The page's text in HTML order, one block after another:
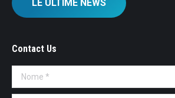
LE ULTIME NEWS
Contact Us
Nome *